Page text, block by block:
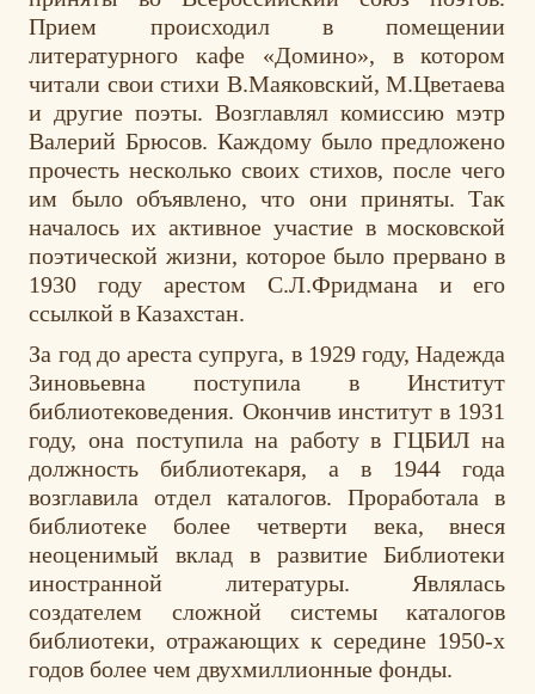
Прием происходил в помещении
литературного кафе «Домино», в котором
читали свои стихи В.Маяковский, М.Цветаева
и другие поэты. Возглавлял комиссию мэтр
Валерий Брюсов. Каждому было предложено
прочесть несколько своих стихов, после чего
им было объявлено, что они приняты. Так
началось их активное участие в московской
поэтической жизни, которое было прервано в
1930 году арестом С.Л.Фридмана и его
ссылкой в Казахстан.
За год до ареста супруга, в 1929 году, Надежда
Зиновьевна поступила в Институт
библиотековедения. Окончив институт в 1931
году, она поступила на работу в ГЦБИЛ на
должность библиотекаря, а в 1944 года
возглавила отдел каталогов. Проработала в
библиотеке более четверти века, внеся
неоценимый вклад в развитие Библиотеки
иностранной литературы. Являлась
создателем сложной системы каталогов
библиотеки, отражающих к середине 1950-х
годов более чем двухмиллионные фонды.